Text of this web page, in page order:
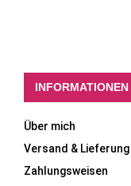
INFORMATIONEN
Über mich
Versand & Lieferung
Zahlungsweisen